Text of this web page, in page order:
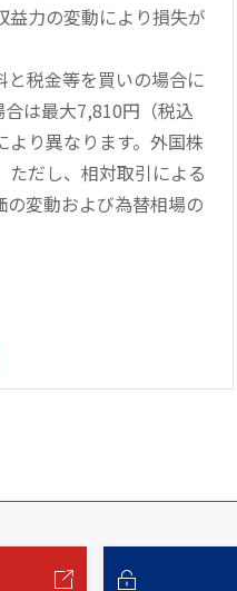
益力の変動により損失が
税金等を買いの場合に
は最大7,810円（税込
り異なります。外国株
だし、相対取引による
変動および為替相場の